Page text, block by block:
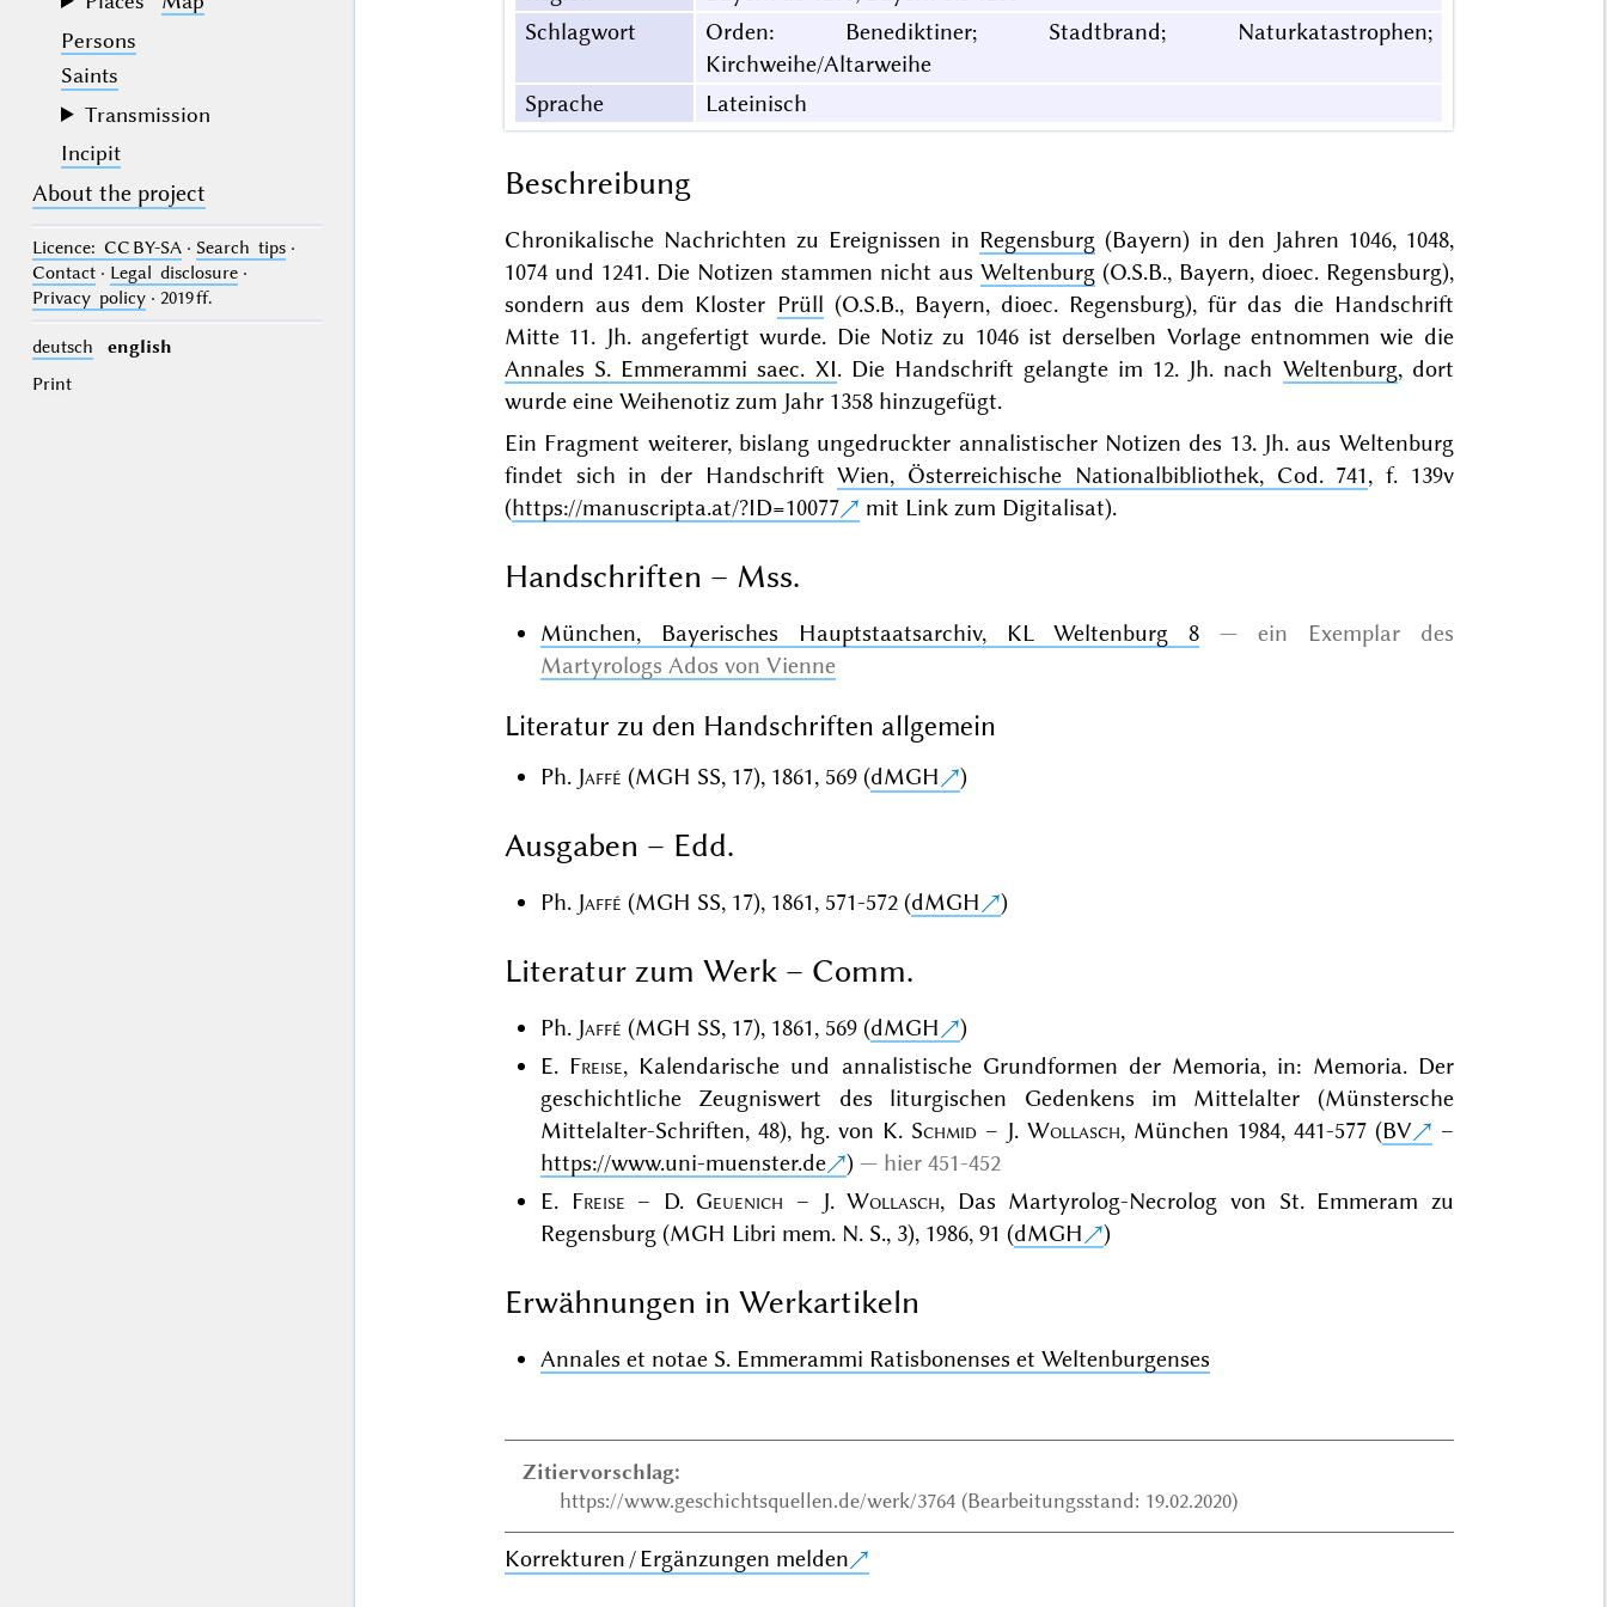
Persons
Saints
Transmission
Incipit
About the project
Licence: CC BY-SA· Search tips·
Contact· Legal disclosure·
Privacy policy· 2019 ff.
deutsch
english
Print
Schlagwort
Orden: Benediktiner; Stadtbrand; Naturkatastrophen;
Kirchweihe/Altarweihe
Sprache
Lateinisch
Beschreibung
Chronikalische Nachrichten zu Ereignissen in Regensburg (Bayern) in den Jahren 1046, 1048,
1074 und 1241. Die Notizen stammen nicht aus Weltenburg (O.S.B., Bayern, dioec. Regensburg),
sondern aus dem Kloster Prüll (O.S.B., Bayern, dioec. Regensburg), für das die Handschrift
Mitte 11. Jh. angefertigt wurde. Die Notiz zu 1046 ist derselben Vorlage entnommen wie die
Annales S. Emmerammi saec. XI. Die Handschrift gelangte im 12. Jh. nach Weltenburg, dort
wurde eine Weihenotiz zum Jahr 1358 hinzugefügt.
Ein Fragment weiterer, bislang ungedruckter annalistischer Notizen des 13. Jh. aus Weltenburg
findet sich in der HandschriftWien, Österreichische Nationalbibliothek, Cod. 741, f. 139v
(https://manuscripta.at/?ID=10077 mit Link zum Digitalisat).
Handschriften – Mss.
München, Bayerisches Hauptstaatsarchiv, KL Weltenburg 8
ein Exemplar des
Martyrologs Ados von Vienne
Literatur zu den Handschriften allgemein
Ph. Jaffé (MGH SS, 17), 1861, 569 (dMGH )
Ausgaben – Edd.
Ph. Jaffé (MGH SS, 17), 1861, 571-572 (dMGH )
Literatur zum Werk – Comm.
Ph. Jaffé (MGH SS, 17), 1861, 569 (dMGH
)
E. Freise, Kalendarische und annalistische Grundformen der Memoria, in: Memoria. Der
geschichtliche Zeugniswert des liturgischen Gedenkens im Mittelalter (Münstersche
Mittelalter-Schriften, 48), hg. von K. Schmid– J. Wollasch, München 1984, 441-577 (BV
–
https://www.uni-muenster.de
)
hier 451-452
E. Freise – D. Geuenich – J.Wollasch, Das Martyrolog-Necrolog von St. Emmeram zu
Regensburg (MGH Libri mem. N. S., 3), 1986, 91 (dMGH )
Erwähnungen in Werkartikeln
Annales et notae S. Emmerammi Ratisbonenses et Weltenburgenses
Zitiervorschlag:
https://www.geschichtsquellen.de/werk/3764 (Bearbeitungsstand: 19.02.2020)
Korrekturen / Ergänzungen melden